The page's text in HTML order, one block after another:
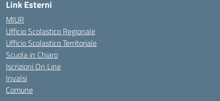
Link Esterni
MIUR
Ufficio Scolastico Regionale
Ufficio Scolastico Territoriale
Scuola in Chiaro
Iscrizioni On Line
Invalsi
Comune